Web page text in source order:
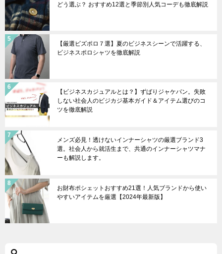
どう選ぶ？ おすすめ12選と季節別人気コーデも徹底解説
【厳選ビズポロ７選】夏のビジネスシーンで活躍する、
ビジネスポロシャツを徹底解説
【ビジネスカジュアルとは？】ずばりジャケパン。失敗
しない社会人のビジカジ基本ガイド＆アイテム選びのコ
ツを徹底解説
メンズ必見！透けないインナーシャツの厳選ブランド3
選。社会人から就活生まで、共通のインナーシャツマナ
ーも解説します。
お財布ポシェットおすすめ21選！人気ブランドから使い
やすいアイテムを厳選【2024年最新版】